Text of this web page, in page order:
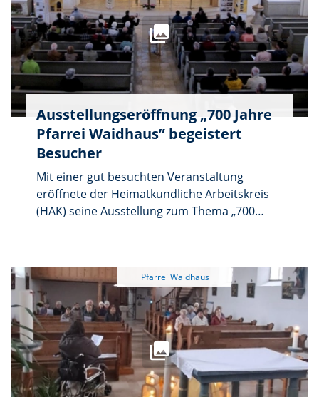
Ausstellungseröffnung „700 Jahre
Pfarrei Waidhaus” begeistert
Besucher
Mit einer gut besuchten Veranstaltung
eröffnete der Heimatkundliche Arbeitskreis
(HAK) seine Ausstellung zum Thema „700
treibende Kraft und Motor des HAK
maßgeblich für die Umsetzung verantwortlich
zeichnete.
Pfarrei Waidhaus